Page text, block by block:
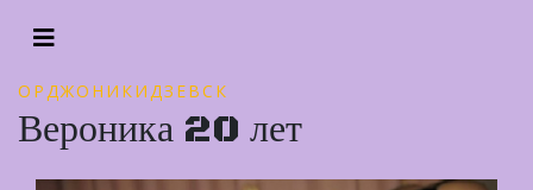
ОРДЖОНИКИДЗЕВСК
Вероника 20 лет